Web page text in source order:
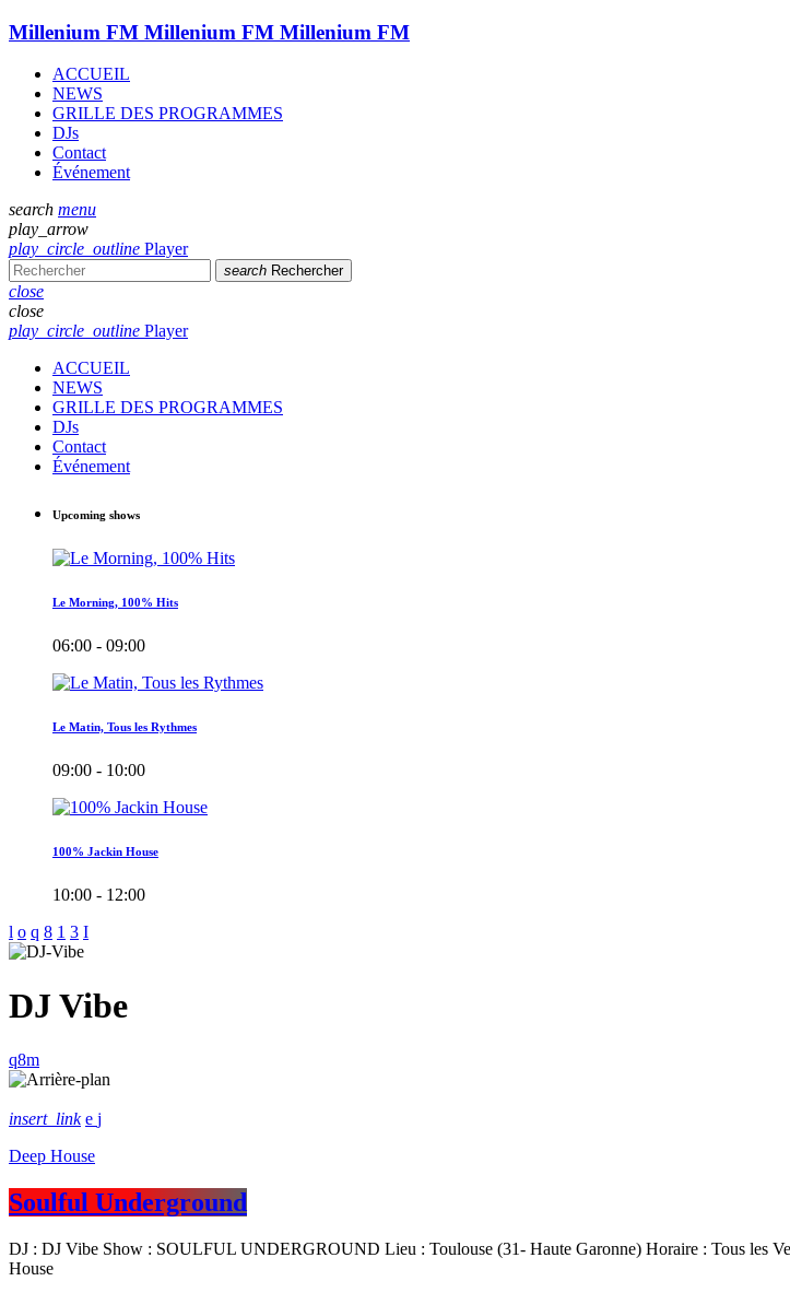
Millenium FM Millenium FM Millenium FM
ACCUEIL
NEWS
GRILLE DES PROGRAMMES
DJs
Contact
Événement
search menu
play_arrow
play_circle_outline Player
search Rechercher
close
close
play_circle_outline Player
ACCUEIL
NEWS
GRILLE DES PROGRAMMES
DJs
Contact
Événement
Upcoming shows
Le Morning, 100% Hits
06:00 - 09:00
Le Matin, Tous les Rythmes
09:00 - 10:00
100% Jackin House
10:00 - 12:00
DJ Vibe
insert_link
Deep House
Soulful Underground
DJ : DJ Vibe Show : SOULFUL UNDERGROUND Lieu : Toulouse (31- Haute Garonne) Horaire : Tous les
House